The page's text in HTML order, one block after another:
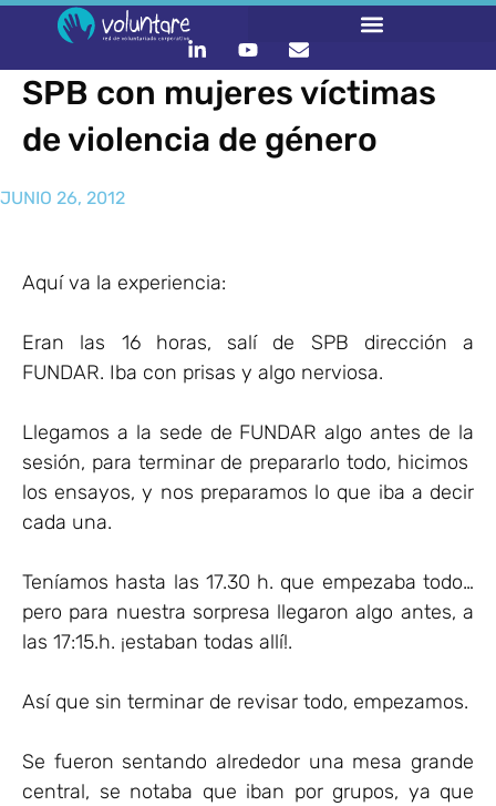
SPB con mujeres víctimas
de violencia de género
JUNIO 26, 2012
Aquí va la experiencia:
Eran las 16 horas, salí de SPB dirección a
FUNDAR. Iba con prisas y algo nerviosa.
Llegamos a la sede de FUNDAR algo antes de la
sesión, para terminar de prepararlo todo, hicimos
los ensayos, y nos preparamos lo que iba a decir
cada una.
Teníamos hasta las 17.30 h. que empezaba todo…
pero para nuestra sorpresa llegaron algo antes, a
las 17:15.h. ¡estaban todas allí!.
Así que sin terminar de revisar todo, empezamos.
Se fueron sentando alrededor una mesa grande
central, se notaba que iban por grupos, ya que